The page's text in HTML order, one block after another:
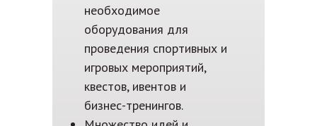
необходимое
оборудования для
проведения спортивных и
игровых мероприятий,
квестов, ивентов и
бизнес-тренингов.